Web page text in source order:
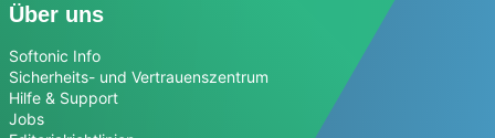
Über uns
Softonic Info
Sicherheits- und Vertrauenszentrum
Hilfe & Support
Jobs